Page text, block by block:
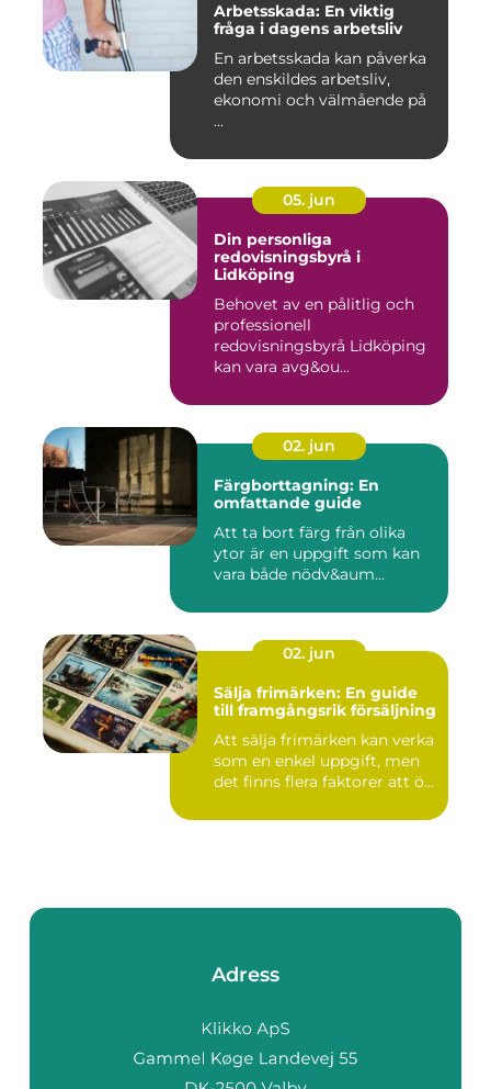
Arbetsskada: En viktig
fråga i dagens arbetsliv
En arbetsskada kan påverka
den enskildes arbetsliv,
ekonomi och välmående på
...
05. jun
Din personliga
redovisningsbyrå i
Lidköping
Behovet av en pålitlig och
professionell
redovisningsbyrå Lidköping
kan vara avg&ou...
02. jun
Färgborttagning: En
omfattande guide
Att ta bort färg från olika
ytor är en uppgift som kan
vara både nödv&aum...
02. jun
Sälja frimärken: En guide
till framgångsrik försäljning
Att sälja frimärken kan verka
som en enkel uppgift, men
det finns flera faktorer att ö...
Adress